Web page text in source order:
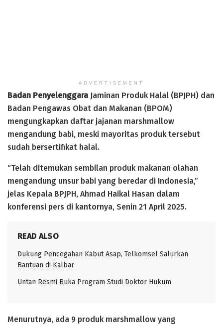
ADVERTISEMENT
Badan PenyelenggaraJaminan Produk Halal (BPJPH) dan
Badan Pengawas Obat dan Makanan (BPOM)
mengungkapkan daftar jajanan marshmallow
mengandung babi, meski mayoritas produk tersebut
sudah bersertifikat halal.
“Telah ditemukan sembilan produk makanan olahan
mengandung unsur babi yang beredar di Indonesia,”
jelas Kepala BPJPH, Ahmad Haikal Hasan dalam
konferensi pers di kantornya, Senin 21 April 2025.
READ ALSO
Dukung Pencegahan Kabut Asap, Telkomsel Salurkan
Bantuan di Kalbar
Untan Resmi Buka Program Studi Doktor Hukum
Menurutnya, ada 9 produk marshmallow yang